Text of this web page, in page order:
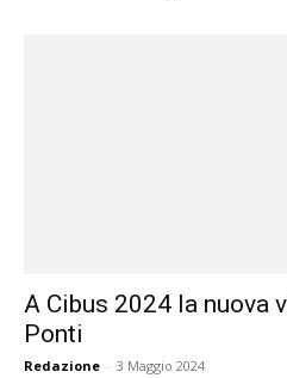
A Cibus 2024 la nuova
Ponti
Redazione - 3 Maggio 2024